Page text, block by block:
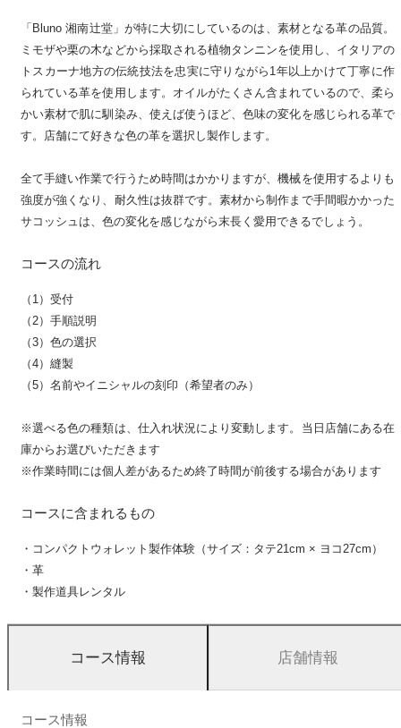
「Bluno 湘南辻堂」が特に大切にしているのは、素材となる革の品質。
ミモザや栗の木などから採取される植物タンニンを使用し、イタリアの
トスカーナ地方の伝統技法を忠実に守りながら1年以上かけて丁寧に作
られている革を使用します。オイルがたくさん含まれているので、柔ら
かい素材で肌に馴染み、使えば使うほど、色味の変化を感じられる革で
す。店舗にて好きな色の革を選択し製作します。
全て手縫い作業で行うため時間はかかりますが、機械を使用するよりも
強度が強くなり、耐久性は抜群です。素材から制作まで手間暇かかった
サコッシュは、色の変化を感じながら末長く愛用できるでしょう。
コースの流れ
（1）受付
（2）手順説明
（3）色の選択
（4）縫製
（5）名前やイニシャルの刻印（希望者のみ）
※選べる色の種類は、仕入れ状況により変動します。当日店舗にある在
庫からお選びいただきます
※作業時間には個人差があるため終了時間が前後する場合があります
コースに含まれるもの
・コンパクトウォレット製作体験（サイズ：タテ21cm × ヨコ27cm）
・革
・製作道具レンタル
コース情報 店舗情報
コース情報